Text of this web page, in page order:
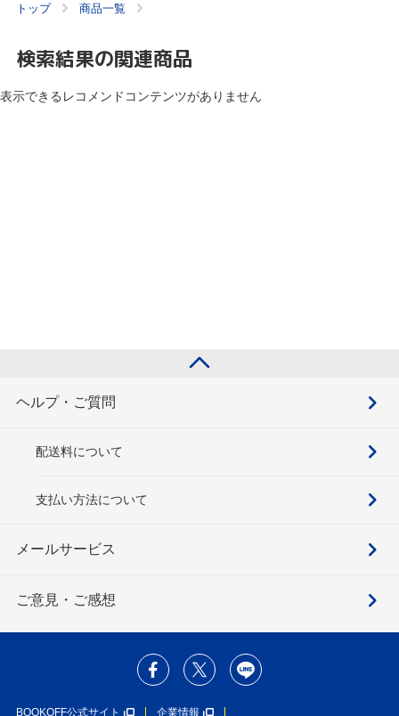
トップ 商品一覧
検索結果の関連商品
表示できるレコメンドコンテンツがありません
ヘルプ・ご質問
配送料について
支払い方法について
メールサービス
ご意見・ご感想
BOOKOFF公式サイト 企業情報